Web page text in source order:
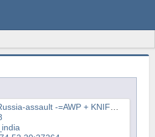
assault -=AWP + KNIFE=-